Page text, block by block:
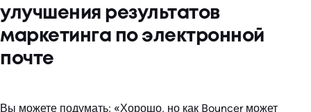
улучшения результатов
маркетинга по электронной
почте
Вы можете подумать: «Хорошо, но как Bouncer может